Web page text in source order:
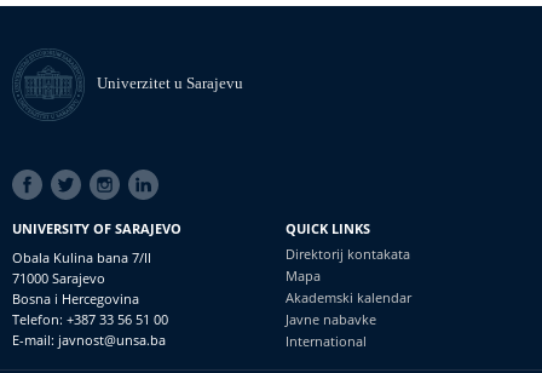
Univerzitet u Sarajevu
SOCIAL
LINKS
UNIVERSITY OF SARAJEVO
Obala Kulina bana 7/II
71000 Sarajevo
Bosna i Hercegovina
Telefon: +387 33 56 51 00
E-mail: javnost@unsa.ba
QUICK LINKS
Direktorij kontakata
Mapa
Akademski kalendar
Javne nabavke
International